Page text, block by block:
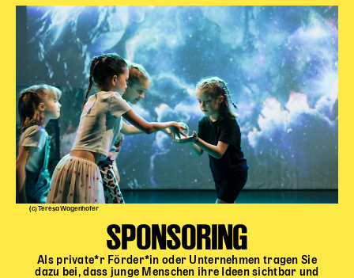
SPONSORING
Als private*r Förder*in oder Unternehmen tragen Sie
dazu bei, dass junge Menschen ihre Ideen sichtbar und
(c) Teresa Wagenhofer